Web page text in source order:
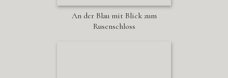
An der Blau mit Blick zum
Rusenschloss